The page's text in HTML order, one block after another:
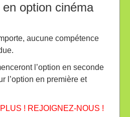
option cinéma
aucune compétence
l’option en seconde
l’option en première et
! REJOIGNEZ-NOUS !